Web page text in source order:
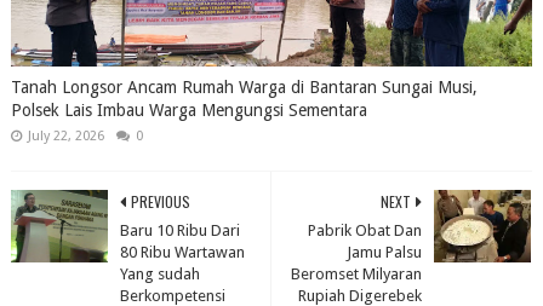
Tanah Longsor Ancam Rumah Warga di Bantaran Sungai Musi,
Polsek Lais Imbau Warga Mengungsi Sementara
July 22, 2026 0
NEXT
Pabrik Obat Dan
Jamu Palsu
Beromset Milyaran
Rupiah Digerebek
PREVIOUS
Baru 10 Ribu Dari
80 Ribu Wartawan
Yang sudah
Berkompetensi